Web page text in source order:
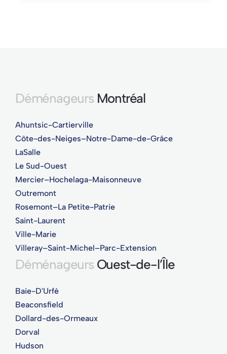
DéménageursMontréal
Ahuntsic-Cartierville
Côte-des-Neiges–Notre-Dame-de-Grâce
LaSalle
Le Sud-Ouest
Mercier–Hochelaga-Maisonneuve
Outremont
Rosemont–La Petite-Patrie
Saint-Laurent
Ville-Marie
Villeray–Saint-Michel–Parc-Extension
DéménageursOuest-de-l’Île
Baie-D'Urfé
Beaconsfield
Dollard-des-Ormeaux
Dorval
Hudson